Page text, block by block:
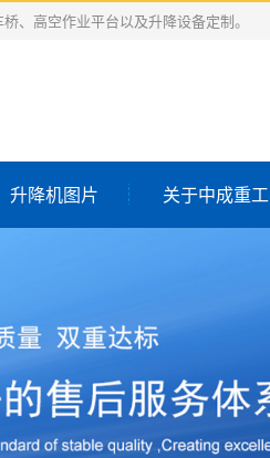
、高空作业平台以及升降设备定制。
升降机图片 关于中成重工